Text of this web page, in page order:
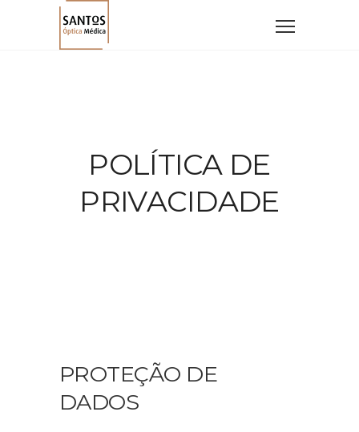
POLÍTICA DE
PRIVACIDADE
PROTEÇÃO DE
DADOS